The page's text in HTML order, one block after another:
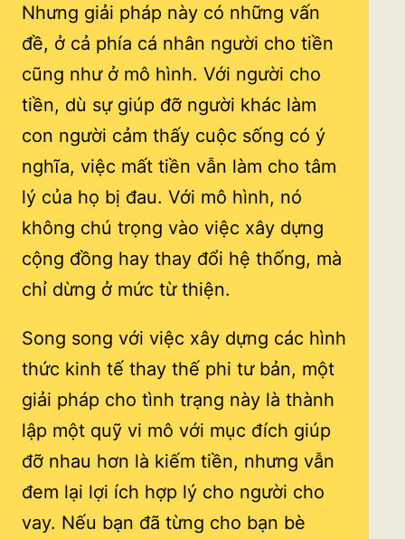
Nhưng giải pháp này có những vấn
đề, ở cả phía cá nhân người cho tiền
cũng như ở mô hình. Với người cho
tiền, dù sự giúp đỡ người khác làm
con người cảm thấy cuộc sống có ý
nghĩa, việc mất tiền vẫn làm cho tâm
lý của họ bị đau. Với mô hình, nó
không chú trọng vào việc xây dựng
cộng đồng hay thay đổi hệ thống, mà
chỉ dừng ở mức từ thiện.
Song song với việc xây dựng các hình
thức kinh tế thay thế phi tư bản, một
giải pháp cho tình trạng này là thành
lập một quỹ vi mô với mục đích giúp
đỡ nhau hơn là kiếm tiền, nhưng vẫn
đem lại lợi ích hợp lý cho người cho
vay. Nếu bạn đã từng cho bạn bè